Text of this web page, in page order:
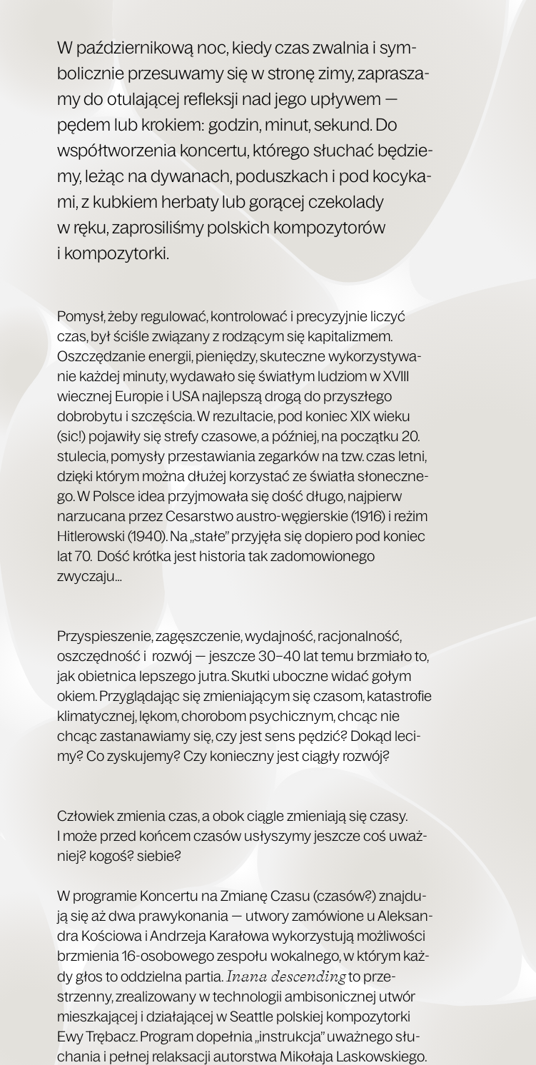
W paź­dzier­ni­ko­wą noc, kie­dy czas zwal­nia i sym­
bo­licz­nie prze­su­wa­my się w stro­nę zimy, zapra­sza­
my do otu­la­ją­cej reflek­sji nad jego upły­wem —
pędem lub kro­kiem: godzin, minut, sekund. Do
współ­two­rze­nia kon­cer­tu, któ­re­go słu­chać będzie­
my, leżąc na dywa­nach, podusz­kach i pod kocy­ka­
mi, z kub­kiem her­ba­ty lub gorą­cej cze­ko­la­dy
w ręku, zapro­si­li­śmy pol­skich kom­po­zy­to­rów
i kompozytorki.
Pomysł, żeby regu­lo­wać, kon­tro­lo­wać i pre­cy­zyj­nie liczyć
czas, był ści­śle zwią­za­ny z rodzą­cym się kapi­ta­li­zmem.
Oszczę­dza­nie ener­gii, pie­nię­dzy, sku­tecz­ne wyko­rzy­sty­wa­
nie każ­dej minu­ty, wyda­wa­ło się świa­tłym ludziom w XVIII
wiecz­nej Euro­pie i USA naj­lep­szą dro­gą do przy­szłe­go
dobro­by­tu i szczę­ścia. W rezul­ta­cie, pod koniec XIX wie­ku
(sic!) poja­wi­ły się stre­fy cza­so­we, a póź­niej, na począt­ku 20.
stu­le­cia, pomy­sły prze­sta­wia­nia zegar­ków na tzw. czas let­ni,
dzię­ki któ­rym moż­na dłu­żej korzy­stać ze świa­tła sło­necz­ne­
go. W Pol­sce idea przyj­mo­wa­ła się dość dłu­go, naj­pierw
narzu­ca­na przez Cesar­stwo austro-węgier­skie (1916) i reżim
Hitle­row­ski (1940). Na „sta­łe” przy­ję­ła się dopie­ro pod koniec
lat 70. Dość krót­ka jest histo­ria tak zado­mo­wio­ne­go
zwyczaju…
Przy­spie­sze­nie, zagęsz­cze­nie, wydaj­ność, racjo­nal­ność,
oszczęd­ność i roz­wój — jesz­cze 30–40 lat temu brzmia­ło to,
jak obiet­ni­ca lep­sze­go jutra. Skut­ki ubocz­ne widać gołym
okiem. Przy­glą­da­jąc się zmie­nia­ją­cym się cza­som, kata­stro­fie
kli­ma­tycz­nej, lękom, cho­ro­bom psy­chicz­nym, chcąc nie
chcąc zasta­na­wia­my się, czy jest sens pędzić? Dokąd leci­
my? Co zysku­je­my? Czy koniecz­ny jest cią­gły rozwój?
Czło­wiek zmie­nia czas, a obok cią­gle zmie­nia­ją się cza­sy.
I może przed koń­cem cza­sów usły­szy­my jesz­cze coś uważ­
niej? kogoś? siebie?
W pro­gra­mie Kon­cer­tu na Zmia­nę Cza­su (cza­sów?) znaj­du­
ją się aż dwa pra­wy­ko­na­nia — utwo­ry zamó­wio­ne u Alek­san­
dra Kościo­wa i Andrze­ja Kara­ło­wa wyko­rzy­stu­ją moż­li­wo­ści
brzmie­nia 16-oso­bo­we­go zespo­łu wokal­ne­go, w któ­rym każ­
dy głos to oddziel­na par­tia. Ina­na descen­dingto prze­
strzen­ny, zre­ali­zo­wa­ny w tech­no­lo­gii ambi­so­nicz­nej utwór
miesz­ka­ją­cej i dzia­ła­ją­cej w Seat­tle pol­skiej kom­po­zy­tor­ki
Ewy Trę­bacz. Pro­gram dopeł­nia „instruk­cja” uważ­ne­go słu­
cha­nia i peł­nej relak­sa­cji autor­stwa Miko­ła­ja Laskowskiego.